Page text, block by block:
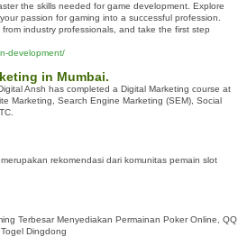
the skills needed for game development. Explore
passion for gaming into a successful profession.
industry professionals, and take the first step
development/
in Mumbai.
Ansh has completed a Digital Marketing course at
Marketing, Search Engine Marketing (SEM), Social
rekomendasi dari komunitas pemain slot
Terbesar Menyediakan Permainan Poker Online, QQ
Dingdong